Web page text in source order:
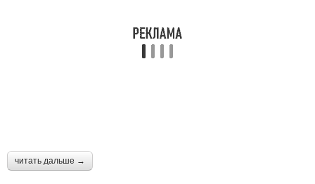
читать дальше →